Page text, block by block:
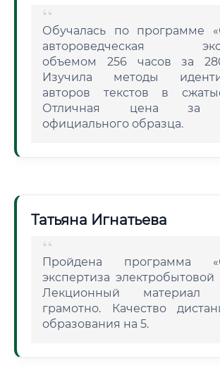
Обучалась по программе
автороведческая
объемом 256 часов за
Изучила методы
авторов текстов в
Отличная цена за
официального образца.
Татьяна Игнатьева
Пройдена программа
экспертиза электробытовой
Лекционный материал
грамотно. Качество
образования на 5.